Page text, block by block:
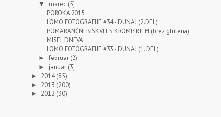
▼ marec (5)
POROKA 2015
LOMO FOTOGRAFIJE #34 - DUNAJ (2.DEL)
POMARANČNI BISKVIT S KROMPIRJEM (brez glutena)
MISEL DNEVA
LOMO FOTOGRAFIJE #33 - DUNAJ (1. DEL)
►februar (2)
► januar (3)
► 2014(85)
► 2013 (200)
► 2012 (30)